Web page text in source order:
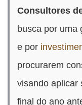
Consultores
busca por uma
e por
procurarem
visando aplicar
final do ano